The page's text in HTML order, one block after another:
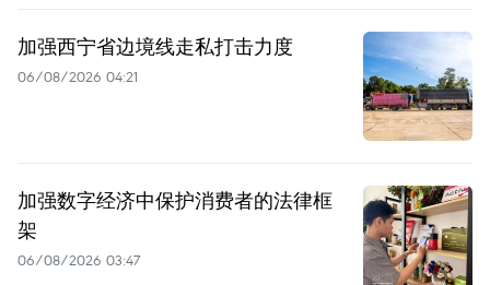
加强西宁省边境线走私打击力度
06/08/2026 04:21
加强数字经济中保护消费者的法律框
架
06/08/2026 03:47